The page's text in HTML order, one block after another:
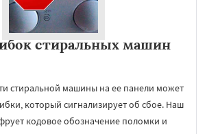
стиральных машин
стиральной машины на ее панели может
который сигнализирует об сбое. Наш
кодовое обозначение поломки и